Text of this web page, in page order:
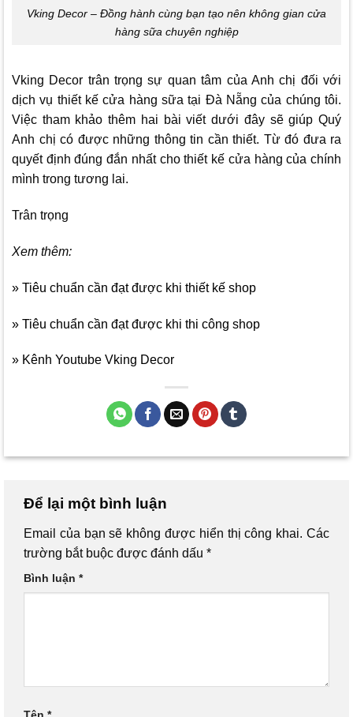
Vking Decor – Đồng hành cùng bạn tạo nên không gian cửa
hàng sữa chuyên nghiệp
Vking Decor trân trọng sự quan tâm của Anh chị đối với
dịch vụ thiết kế cửa hàng sữa tại Đà Nẵng của chúng tôi.
Việc tham khảo thêm hai bài viết dưới đây sẽ giúp Quý
Anh chị có được những thông tin cần thiết. Từ đó đưa ra
quyết định đúng đắn nhất cho thiết kế cửa hàng của chính
mình trong tương lai.
Trân trọng
Xem thêm:
» Tiêu chuẩn cần đạt được khi thiết kế shop
» Tiêu chuẩn cần đạt được khi thi công shop
» Kênh Youtube Vking Decor
Để lại một bình luận
Email của bạn sẽ không được hiển thị công khai. Các
trường bắt buộc được đánh dấu *
Bình luận *
Tên *